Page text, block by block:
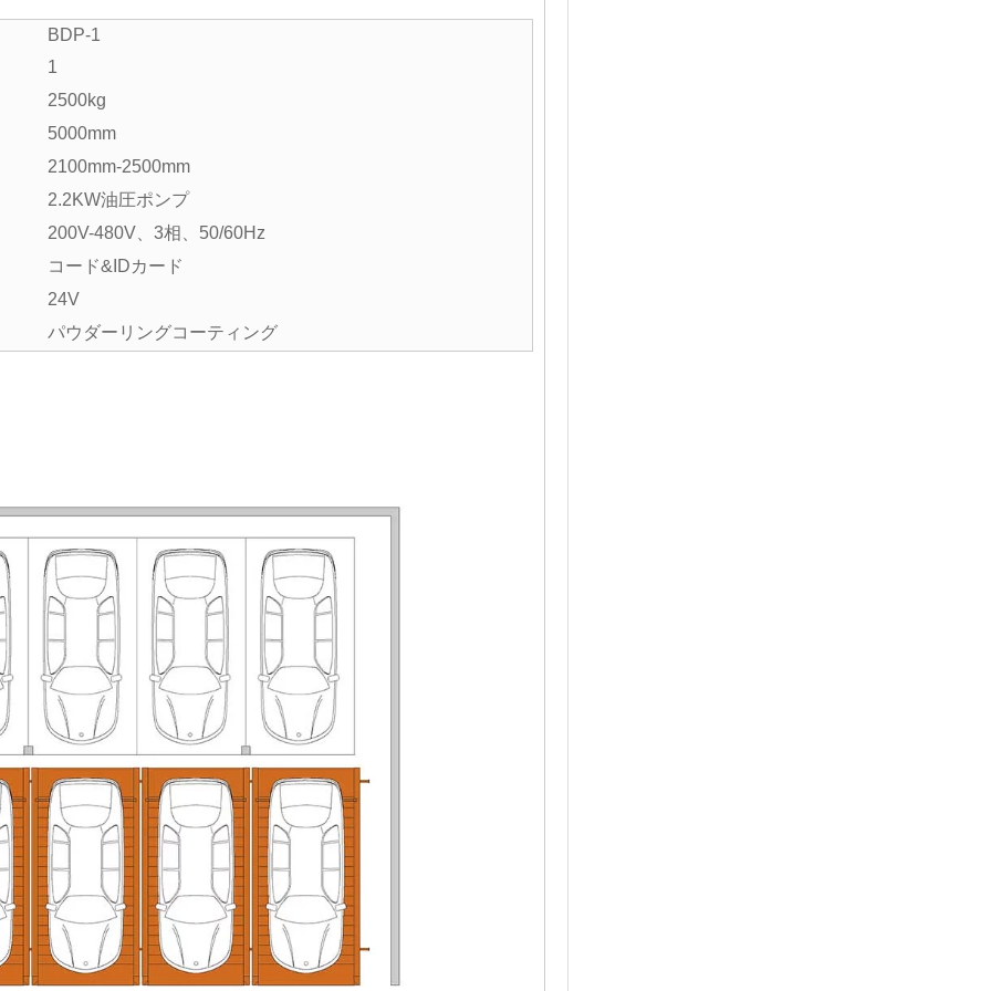
BDP-1
1
2500kg
5000mm
2100mm-2500mm
2.2KW油圧ポンプ
200V-480V、3相、50/60Hz
コード&IDカード
24V
パウダーリングコーティング